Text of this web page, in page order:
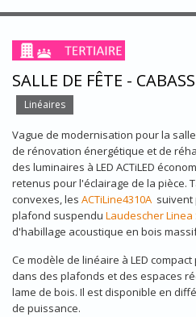
SALLE DE FÊTE -
Linéaires
Vague de modernisation pour la
de rénovation énergétique et de
des luminaires à LED ACTiLED
retenus pour l'éclairage de la pièce.
convexes, les ACTiLine4310A suivent
plafond suspendu Laudescher Linea
d'habillage acoustique en bois
Ce modèle de linéaire à LED
dans des plafonds et des espaces
lame de bois. Il est disponible en
de puissance.